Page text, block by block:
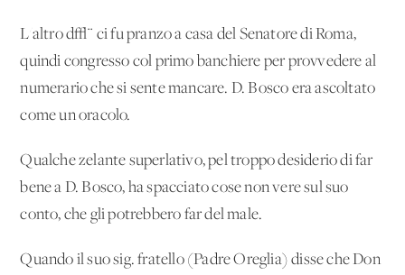
L'altro d√¨ ci fu pranzo a casa del Senatore di Roma,
quindi congresso col primo banchiere per provvedere al
numerario che si sente mancare. D. Bosco era ascoltato
come un oracolo.
Qualche zelante superlativo, pel troppo desiderio di far
bene a D. Bosco, ha spacciato cose non vere sul suo
conto, che gli potrebbero far del male.
Quando il suo sig. fratello (Padre Oreglia) disse che Don